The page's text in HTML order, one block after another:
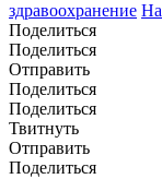
здравоохранение
Поделиться
Поделиться
Отправить
Поделиться
Поделиться
Твитнуть
Отправить
Поделиться